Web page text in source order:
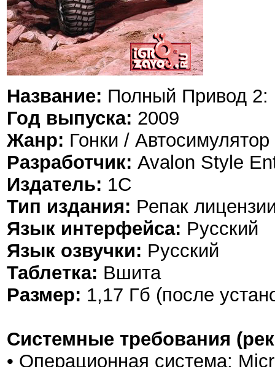
Название: Полный Привод 2:
Год выпуска: 2009
Жанр: Гонки / Автосимулятор
Разработчик: Avalon Style
Издатель: 1С
Тип издания: Репак
Язык интерфейса: Русский
Язык озвучки: Русский
Таблетка: Вшита
Размер: 1,17 Гб (после
Системные требования
• Операционная система: